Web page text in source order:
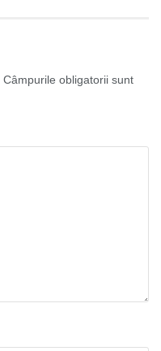
Câmpurile obligatorii sunt